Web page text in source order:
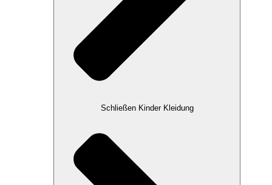
Schließen Kinder Kleidung